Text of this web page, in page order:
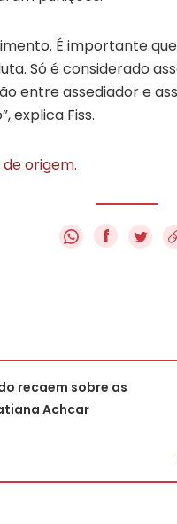
É importante
Só é considerado
entre assediador e
explica Fiss.
origem.
f
recaem sobre as
Achcar